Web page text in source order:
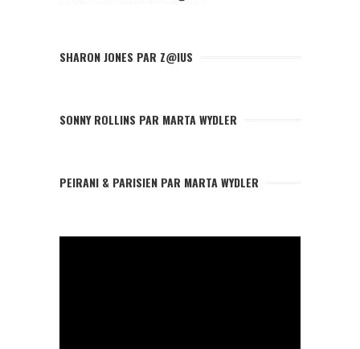
SHARON JONES PAR Z@IUS
SONNY ROLLINS PAR MARTA WYDLER
PEIRANI & PARISIEN PAR MARTA WYDLER